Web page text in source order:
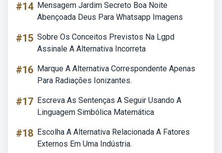
#14 Mensagem Jardim Secreto Boa Noite
Abençoada Deus Para Whatsapp Imagens
#15 Sobre Os Conceitos Previstos Na Lgpd
Assinale A Alternativa Incorreta
#16 Marque A Alternativa Correspondente Apenas
Para Radiações Ionizantes.
#17 Escreva As Sentenças A Seguir Usando A
Linguagem Simbólica Matemática
#18 Escolha A Alternativa Relacionada A Fatores
Externos Em Uma Indústria.